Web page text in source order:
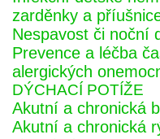
zarděnky a
Nespavost či noční
Prevence a léčba
alergických
DÝCHACÍ POTÍŽE
Akutní a chronická
Akutní a chronická